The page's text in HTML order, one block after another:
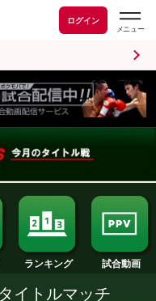
ログイン